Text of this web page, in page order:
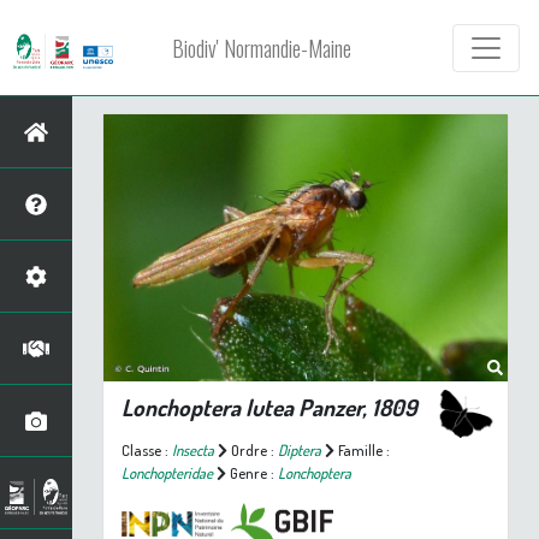
Biodiv' Normandie-Maine
Lonchoptera luteaPanzer, 1809
Classe : Insecta Ordre : Diptera
Famille :
Lonchopteridae
Genre : Lonchoptera